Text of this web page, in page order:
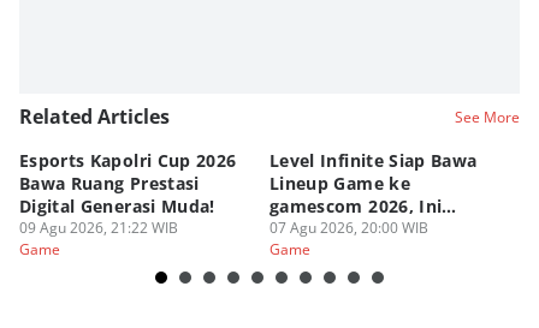
Related Articles See More
Esports Kapolri Cup 2026
Bawa Ruang Prestasi
Digital Generasi Muda!
09 Agu 2026, 21:22 WIB
Game
Level Infinite Siap Bawa
Lineup Game ke
gamescom 2026, Ini
Judulnya!
07 Agu 2026, 20:00 WIB
Game